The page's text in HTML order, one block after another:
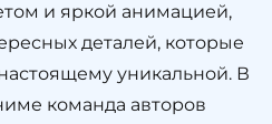
и яркой анимацией,
деталей, которые
уникальной. В
команда авторов